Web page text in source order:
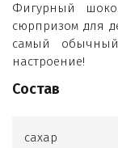
Фигурный
сюрпризом для
самый
настроение!
Состав
сахар